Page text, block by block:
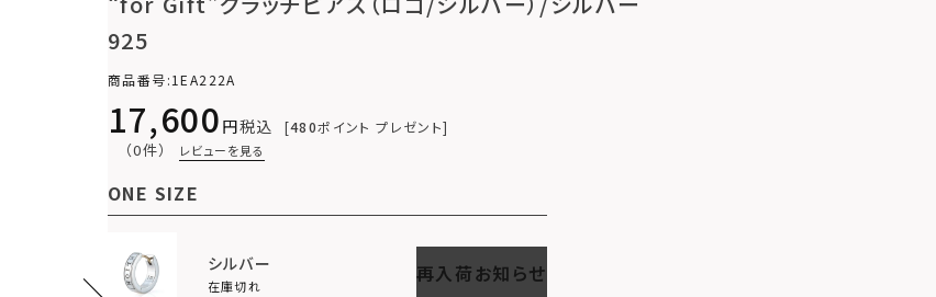
925
商品番号 1EA222A
17,600 税込 480ポイント プレゼント
（0件） レビューを見る
ONE SIZE
シルバー
在庫切れ 再入荷お知らせ